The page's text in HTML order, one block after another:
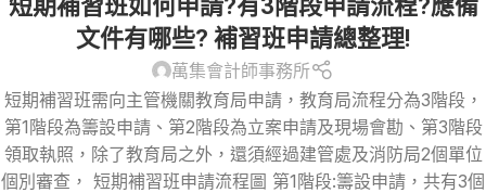
短期補習班如何申請?有3階段申請流程?應備
文件有哪些? 補習班申請總整理!
萬集會計師事務所
短期補習班需向主管機關教育局申請，教育局流程分為3階段，
第1階段為籌設申請、第2階段為立案申請及現場會勘、第3階段
領取執照，除了教育局之外，還須經過建管處及消防局2個單位
個別審查， 短期補習班申請流程圖 第1階段:籌設申請，共有3個